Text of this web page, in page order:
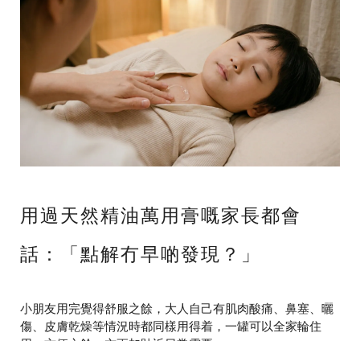
用過天然精油萬用膏嘅家長都會
話：「點解冇早啲發現？」
小朋友用完覺得舒服之餘，大人自己有肌肉酸痛、鼻塞、曬
傷、皮膚乾燥等情況時都同樣用得着，一罐可以全家輪住